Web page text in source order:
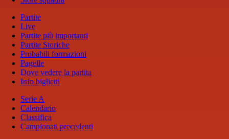
Partite
Live
Partite più importanti
Partite Storiche
Probabili formazioni
Pagelle
Dove vedere la partita
Info biglietti
Serie A
Calendario
Classifica
Campionati precedenti